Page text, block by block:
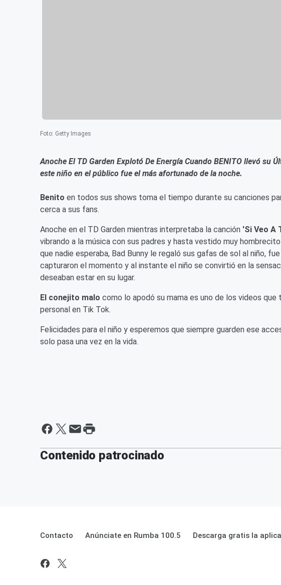
Foto: Getty Images
Anoche El TD Garden Explotó De Energía Cuando BENITO llevó su
este niño en el público fue el más afortunado de la noche.
Benito en todos sus shows toma el tiempo durante su canciones
cerca a sus fans.
Anoche en el TD Garden mientras interpretaba la canción 'Si Veo A
vibrando a la música con sus padres y hasta vestido muy
que nadie esperaba, Bad Bunny le regaló sus gafas de sol al niño,
capturaron el momento y al instante el niño se convirtió en la
deseaban estar en su lugar.
El conejito malo como lo apodó su mama es uno de los videos
personal en Tik Tok.
Felicidades para el niño y esperemos que siempre guarden ese
solo pasa una vez en la vida.
Contenido patrocinado
Contacto Anúnciate en Rumba 100.5 Descarga gratis la